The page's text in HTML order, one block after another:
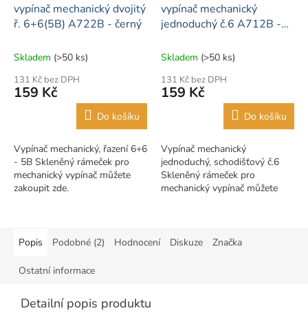
vypínač mechanický dvojitý
ř. 6+6(5B) A722B - černý
Skladem (>50 ks)
131 Kč bez DPH
159 Kč
Do košíku
Vypínač mechanický, řazení 6+6
- 5B Skleněný rámeček pro
mechanický vypínač můžete
zakoupit zde.
vypínač mechanický
jednoduchý č.6 A712B -
Skladem (>50 ks)
131 Kč bez DPH
159 Kč
Do košíku
Vypínač mechanický
jednoduchý, schodišťový č.6
Skleněný rámeček pro
mechanický vypínač můžete
Popis Podobné (2) Hodnocení Diskuze Značka
Ostatní informace
Detailní popis produktu